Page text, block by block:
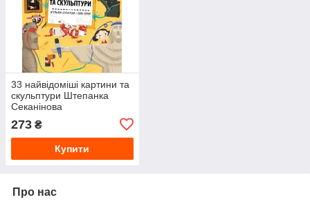
33 найвідоміші картини та
скульптури Штепанка
Секанінова
273 ₴
Купити
Про нас